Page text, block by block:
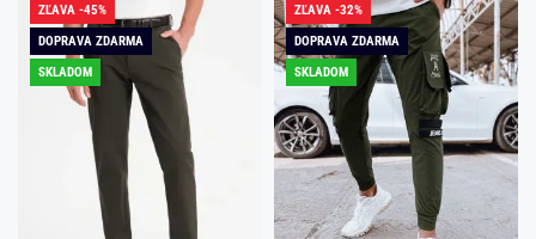
ZĽAVA -45%
DOPRAVA ZDARMA
SKLADOM
ZĽAVA -32%
DOPRAVA ZDARMA
SKLADOM